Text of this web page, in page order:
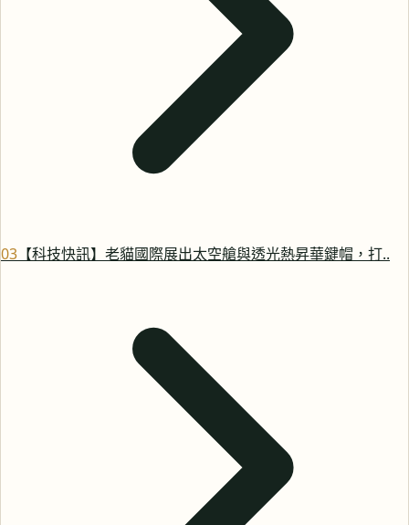
03 【科技快訊】老貓國際展出太空艙與透光熱昇華鍵帽，打..